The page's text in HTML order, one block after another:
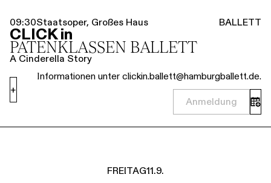
09:30Staatsoper, Großes Haus BALLETT
CLICK in
PATENKLASSEN BALLETT
A Cinderella Story
Informationen unter clickin.ballett@hamburgballett.de.
Anmeldung
+
FREITAG11.9.